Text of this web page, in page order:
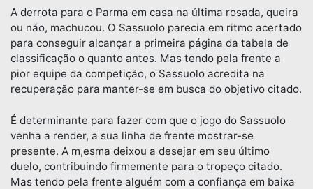
A derrota para o Parma em casa na última rosada, queira
ou não, machucou. O Sassuolo parecia em ritmo acertado
para conseguir alcançar a primeira página da tabela de
classificação o quanto antes. Mas tendo pela frente a
pior equipe da competição, o Sassuolo acredita na
recuperação para manter-se em busca do objetivo citado.
É determinante para fazer com que o jogo do Sassuolo
venha a render, a sua linha de frente mostrar-se
presente. A m,esma deixou a desejar em seu último
duelo, contribuindo firmemente para o tropeço citado.
Mas tendo pela frente alguém com a confiança em baixa